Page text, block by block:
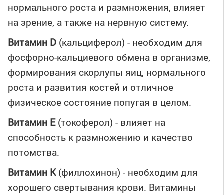
нормального роста и размножения, влияет
на зрение, а также на нервную систему.
Витамин D (кальциферол) - необходим для
фосфорно-кальциевого обмена в организме,
формирования скорлупы яиц, нормального
роста и развития костей и отличное
физическое состояние попугая в целом.
Витамин Е(токоферол) - влияет на
способность к размножению и качество
потомства.
Витамин К(филлохинон) - необходим для
хорошего свертывания крови. Витамины